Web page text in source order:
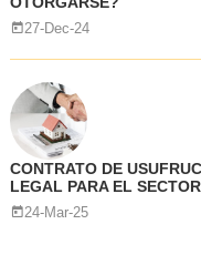
27-Dec-24
CONTRATO DE
LEGAL PARA EL
24-Mar-25